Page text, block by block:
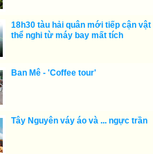
18h30 tàu hải quân mới tiếp cận vật
thể nghi từ máy bay mất tích
Ban Mê - 'Coffee tour'
Tây Nguyên váy áo và ... ngực trần